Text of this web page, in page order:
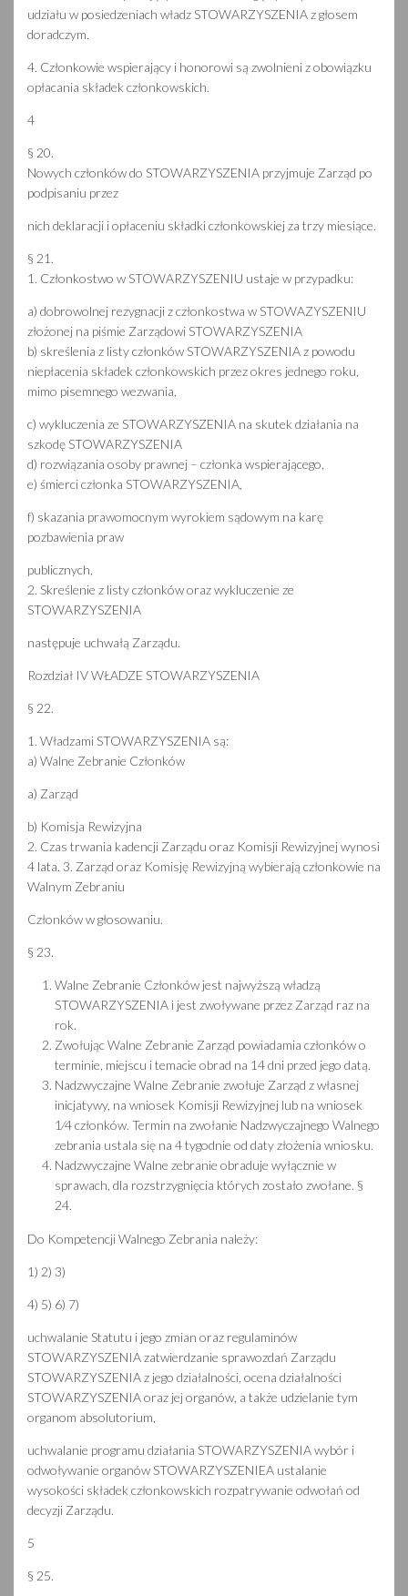
udziału w posiedzeniach władz STOWARZYSZENIA z głosem
doradczym.
4. Członkowie wspierający i honorowi są zwolnieni z obowiązku
opłacania składek członkowskich.
4
§ 20.
Nowych członków do STOWARZYSZENIA przyjmuje Zarząd po
podpisaniu przez
nich deklaracji i opłaceniu składki członkowskiej za trzy miesiące.
§ 21.
1. Członkostwo w STOWARZYSZENIU ustaje w przypadku:
a) dobrowolnej rezygnacji z członkostwa w STOWAZYSZENIU
złożonej na piśmie Zarządowi STOWARZYSZENIA
b) skreślenia z listy członków STOWARZYSZENIA z powodu
niepłacenia składek członkowskich przez okres jednego roku,
mimo pisemnego wezwania,
c) wykluczenia ze STOWARZYSZENIA na skutek działania na
szkodę STOWARZYSZENIA
d) rozwiązania osoby prawnej – członka wspierającego,
e) śmierci członka STOWARZYSZENIA,
f) skazania prawomocnym wyrokiem sądowym na karę
pozbawienia praw
publicznych,
2. Skreślenie z listy członków oraz wykluczenie ze
STOWARZYSZENIA
następuje uchwałą Zarządu.
Rozdział IV WŁADZE STOWARZYSZENIA
§ 22.
1. Władzami STOWARZYSZENIA są:
a) Walne Zebranie Członków
a) Zarząd
b) Komisja Rewizyjna
2. Czas trwania kadencji Zarządu oraz Komisji Rewizyjnej wynosi
4 lata. 3. Zarząd oraz Komisję Rewizyjną wybierają członkowie na
Walnym Zebraniu
Członków w głosowaniu.
§ 23.
Walne Zebranie Członków jest najwyższą władzą
STOWARZYSZENIA i jest zwoływane przez Zarząd raz na
rok.
Zwołując Walne Zebranie Zarząd powiadamia członków o
terminie, miejscu i temacie obrad na 14 dni przed jego datą.
Nadzwyczajne Walne Zebranie zwołuje Zarząd z własnej
inicjatywy, na wniosek Komisji Rewizyjnej lub na wniosek
1⁄4 członków. Termin na zwołanie Nadzwyczajnego Walnego
zebrania ustala się na 4 tygodnie od daty złożenia wniosku.
Nadzwyczajne Walne zebranie obraduje wyłącznie w
sprawach, dla rozstrzygnięcia których zostało zwołane. §
24.
Do Kompetencji Walnego Zebrania należy:
1) 2) 3)
4) 5) 6) 7)
uchwalanie Statutu i jego zmian oraz regulaminów
STOWARZYSZENIA zatwierdzanie sprawozdań Zarządu
STOWARZYSZENIA z jego działalności, ocena działalności
STOWARZYSZENIA oraz jej organów, a także udzielanie tym
organom absolutorium,
uchwalanie programu działania STOWARZYSZENIA wybór i
odwoływanie organów STOWARZYSZENIEA ustalanie
wysokości składek członkowskich rozpatrywanie odwołań od
decyzji Zarządu.
5
§ 25.